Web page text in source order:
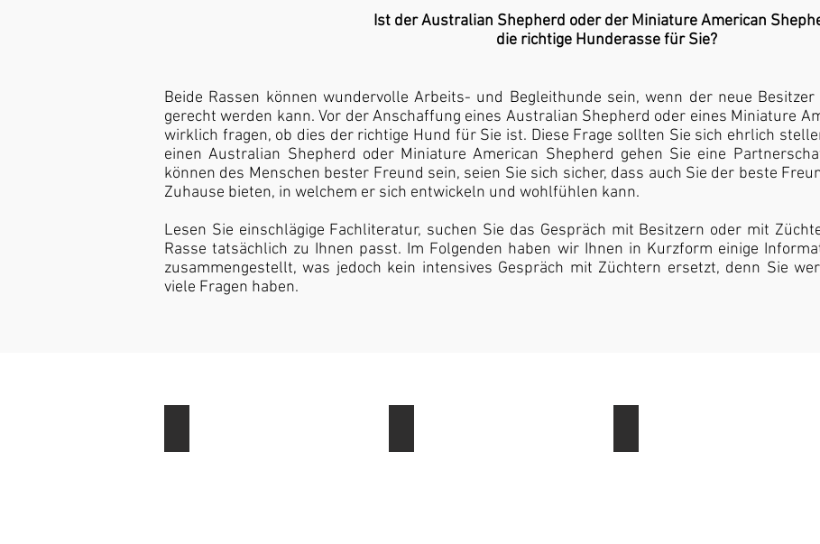
Ist der Australian Shepherd oder der Miniature American
die richtige Hunderasse für Sie?
Beide Rassen können wundervolle Arbeits- und Begleithunde sein, wenn der neue
gerecht werden kann. Vor der Anschaffung eines Australian Shepherd oder eines Miniature
wirklich fragen, ob dies der richtige Hund für Sie ist. Diese Frage sollten Sie sich ehrlich
einen Australian Shepherd oder Miniature American Shepherd gehen Sie eine
können des Menschen bester Freund sein, seien Sie sich sicher, dass auch Sie der beste
Zuhause bieten, in welchem er sich entwickeln und wohlfühlen kann.
Lesen Sie einschlägige Fachliteratur, suchen Sie das Gespräch mit Besitzern oder mit
Rasse tatsächlich zu Ihnen passt. Im Folgenden haben wir Ihnen in Kurzform einige
zusammengestellt, was jedoch kein intensives Gespräch mit Züchtern ersetzt, denn Sie
viele Fragen haben.